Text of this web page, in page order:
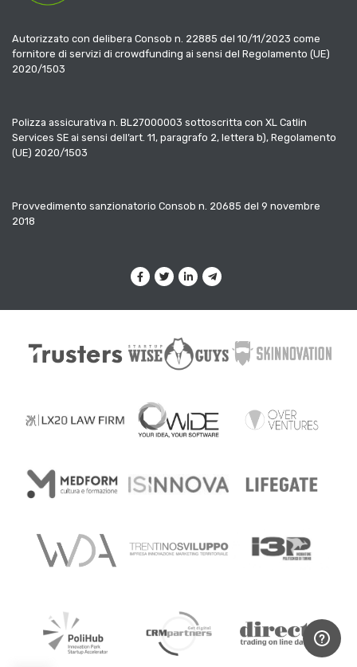
Autorizzato con delibera Consob n. 22885 del 10/11/2023 come
fornitore di servizi di crowdfunding ai sensi del Regolamento (UE)
2020/1503
Polizza assicurativa n. BL27000003 sottoscritta con XL Catlin
Services SE ai sensi dell’art. 11, paragrafo 2, lettera b), Regolamento
(UE) 2020/1503
Provvedimento sanzionatorio Consob n. 20685 del 9 novembre
2018